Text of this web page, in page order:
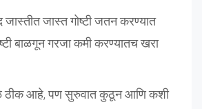
जास्त गोष्टी जतन करण्यात
बाळगून गरजा कमी करण्यातच खरा
ठीक आहे, पण सुरुवात कुठून आणि कशी